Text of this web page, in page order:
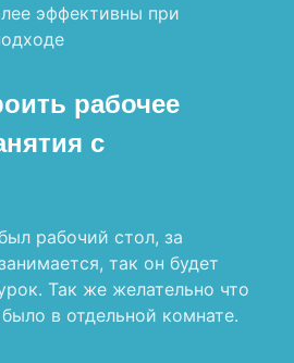
эффективны при
рабочее
с
рабочий стол, за
так он будет
Так же желательно что
в отдельной комнате.